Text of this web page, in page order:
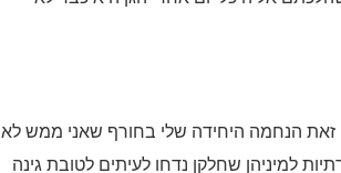
זאת הנחמה היחידה שלי בחורף שאני ממש לא
למיניהן שחלקן נדחו לעיתים לטובת גינה